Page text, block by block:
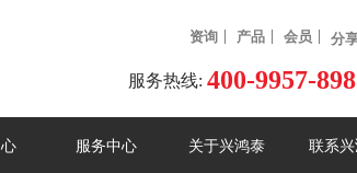
资询 产品 会员 分
服务热线: 400-9957-898
服务中心 关于兴鸿泰 联系